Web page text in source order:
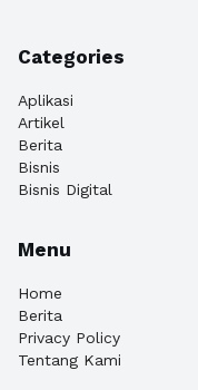
Categories
Aplikasi
Artikel
Berita
Bisnis
Bisnis Digital
Menu
Home
Berita
Privacy Policy
Tentang Kami